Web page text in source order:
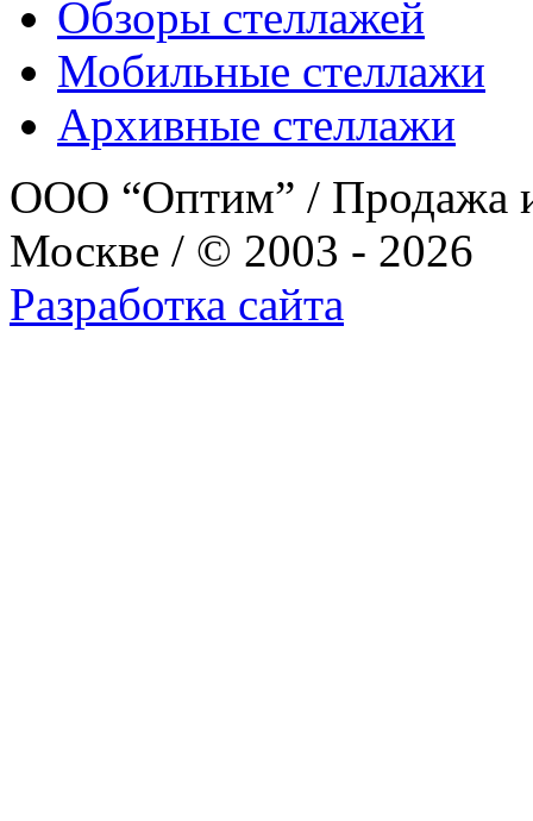
Обзоры стеллажей
Мобильные стеллажи
Архивные стеллажи
ООО “Оптим” / Продажа и
Москве / © 2003 - 2026
Разработка сайта